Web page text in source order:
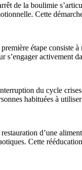
de la boulimie
Cette
étape consiste
s’engager activement
du cycle
habituées à
d’une
Cette